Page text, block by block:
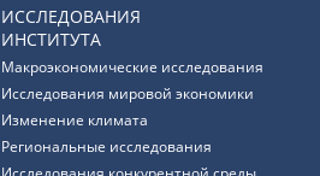
ИССЛЕДОВАНИЯ
ИНСТИТУТА
Макроэкономические исследования
Исследования мировой экономики
Изменение климата
Региональные исследования